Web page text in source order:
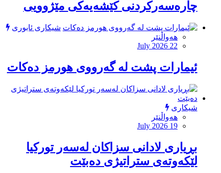
چارەسەرکردنی کێشەیەکی مێژوویى
شیکاری ئابوری
هەواڵنێر
July 2026 22
ئیمارات پشت لە گەرووی هورمز دەكات
شیکاری
هەواڵنێر
July 2026 19
بڕیاری لادانی سزاكان لەسەر توركیا
لێكەوتەی ستراتیژی دەبێت